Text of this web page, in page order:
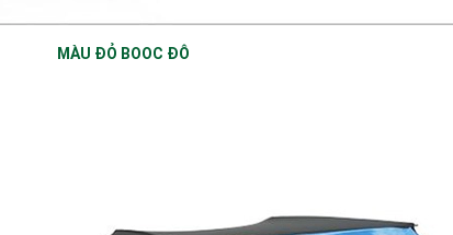
MÀU ĐỎ BOOC ĐÔ